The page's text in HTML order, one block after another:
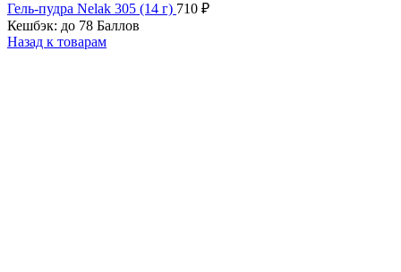
Гель-пудра Nelak 305 (14 г) 710 ₽
Кешбэк: до 78 Баллов
Назад к товарам